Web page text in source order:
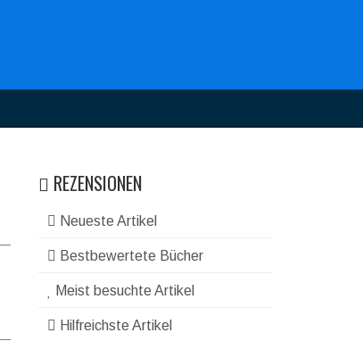
REZENSIONEN
Neueste Artikel
Bestbewertete Bücher
Meist besuchte Artikel
Hilfreichste Artikel